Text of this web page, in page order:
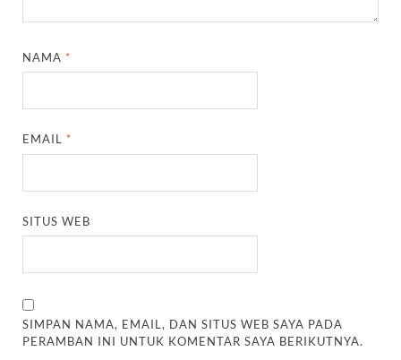
NAMA *
EMAIL *
SITUS WEB
SIMPAN NAMA, EMAIL, DAN SITUS WEB SAYA PADA
PERAMBAN INI UNTUK KOMENTAR SAYA BERIKUTNYA.